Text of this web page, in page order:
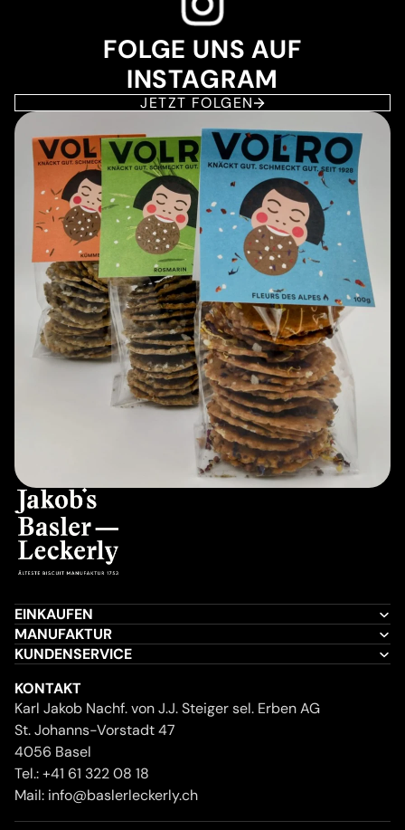
FOLGE UNS AUF
INSTAGRAM
JETZT FOLGEN
EINKAUFEN
MANUFAKTUR
KUNDENSERVICE
KONTAKT
Karl Jakob Nachf. von J.J. Steiger sel. Erben AG
St. Johanns-Vorstadt 47
4056 Basel
Tel.:+41 61 322 08 18
Mail: info@baslerleckerly.ch